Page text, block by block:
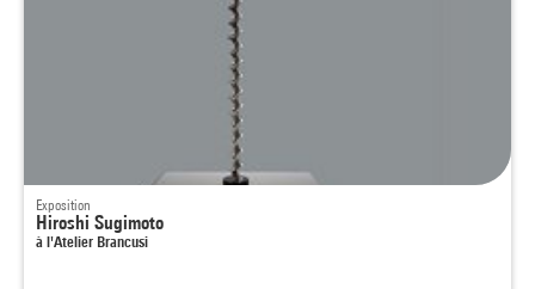
Exposition
Hiroshi Sugimoto
à l'Atelier Brancusi